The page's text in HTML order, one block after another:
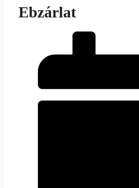
Ebzárlat